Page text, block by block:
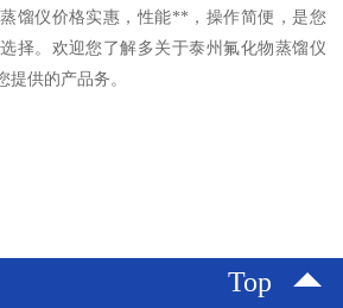
馏仪价格实惠，性能**，操作简便，是您
择。欢迎您了解多关于泰州氟化物蒸馏仪
提供的产品务。
Top